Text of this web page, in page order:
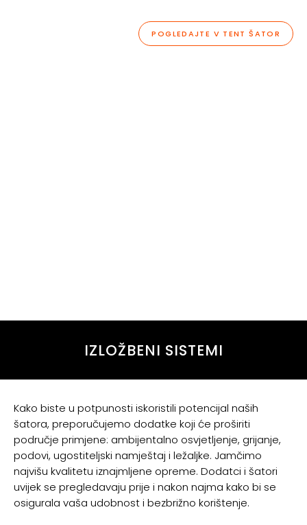
POGLEDAJTE V TENT ŠATOR
IZLOŽBENI SISTEMI
Kako biste u potpunosti iskoristili potencijal naših
šatora, preporučujemo dodatke koji će proširiti
područje primjene: ambijentalno osvjetljenje, grijanje,
podovi, ugostiteljski namještaj i ležaljke. Jamčimo
najvišu kvalitetu iznajmljene opreme. Dodatci i šatori
uvijek se pregledavaju prije i nakon najma kako bi se
osigurala vaša udobnost i bezbrižno korištenje.